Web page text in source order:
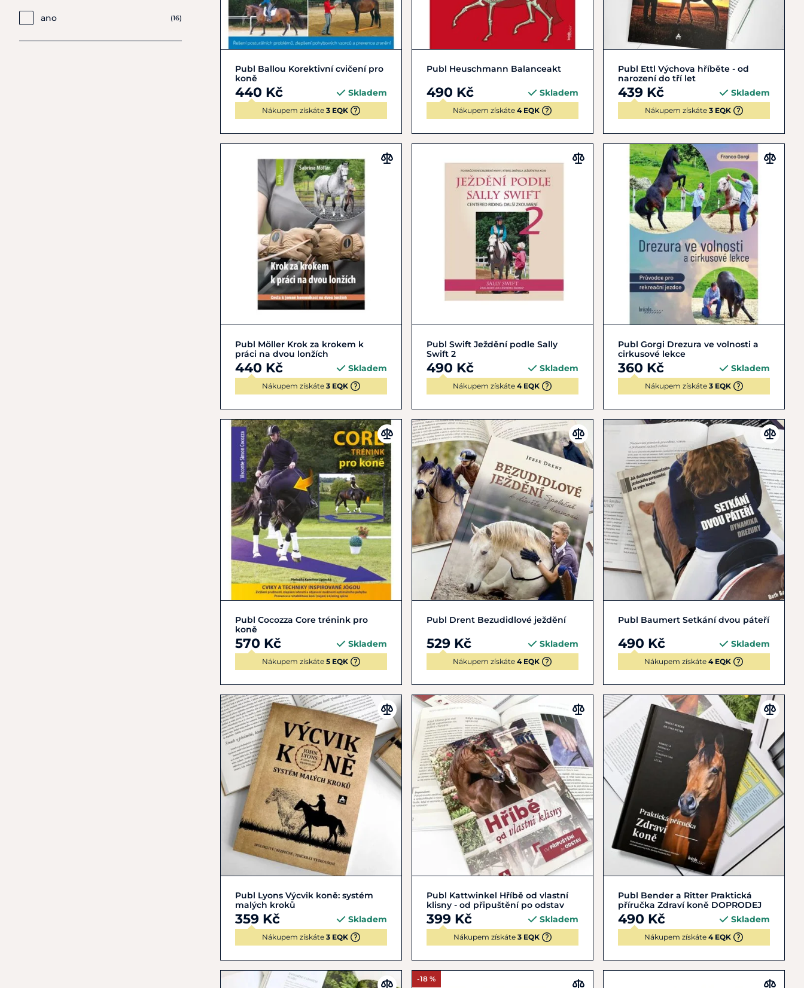
ano (16)
Do košíku
Publ Ballou Korektivní cvičení pro
koně
440 Kč Skladem
Nákupem získáte 3 EQK
Do košíku
Publ Heuschmann Balanceakt
490 Kč Skladem
Nákupem získáte4 EQK
Do košíku
Publ Ettl Výchova hříběte - od
narození do tří let
439 Kč Skladem
Nákupem získáte 3 EQK
Do košíku
Publ Möller Krok za krokem k
práci na dvou lonžích
440 Kč Skladem
Nákupem získáte 3 EQK
Do košíku
Publ Swift Ježdění podle Sally
Swift 2
490 Kč Skladem
Nákupem získáte4 EQK
Do košíku
Publ Gorgi Drezura ve volnosti a
cirkusové lekce
360 Kč Skladem
Nákupem získáte 3 EQK
Do košíku
Publ Cocozza Core trénink pro
koně
570 Kč Skladem
Nákupem získáte 5 EQK
Do košíku
Publ Drent Bezudidlové ježdění
529 Kč Skladem
Nákupem získáte4 EQK
Do košíku
Publ Baumert Setkání dvou páteří
490 Kč Skladem
Nákupem získáte4 EQK
Do košíku
Publ Lyons Výcvik koně: systém
malých kroků
359 Kč Skladem
Nákupem získáte 3 EQK
Do košíku
Publ Kattwinkel Hříbě od vlastní
klisny - od připuštění po odstav
399 Kč Skladem
Nákupem získáte 3 EQK
Do košíku
Publ Bender a Ritter Praktická
příručka Zdraví koně DOPRODEJ
490 Kč Skladem
Nákupem získáte4 EQK
-18 %